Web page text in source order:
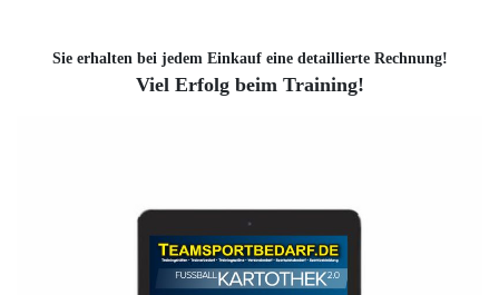
Sie erhalten bei jedem Einkauf eine detaillierte Rechnung!
Viel Erfolg beim Training!